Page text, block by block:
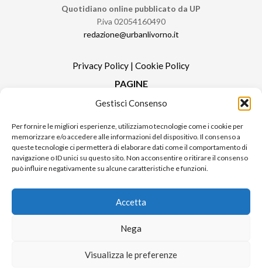
Gestisci Consenso
Per fornire le migliori esperienze, utilizziamo tecnologie come i cookie per
memorizzare e/o accedere alle informazioni del dispositivo. Il consenso a
queste tecnologie ci permetterà di elaborare dati come il comportamento di
navigazione o ID unici su questo sito. Non acconsentire o ritirare il consenso
può influire negativamente su alcune caratteristiche e funzioni.
Accetta
Nega
Visualizza le preferenze
Quotidiano online pubblicato da UP
P.iva 02054160490
redazione@urbanlivorno.it
Privacy Policy | Cookie Policy
PAGINE
Redazione
Contatti
Pubblicità
Sitemap
RUBRICHE
Urban Video